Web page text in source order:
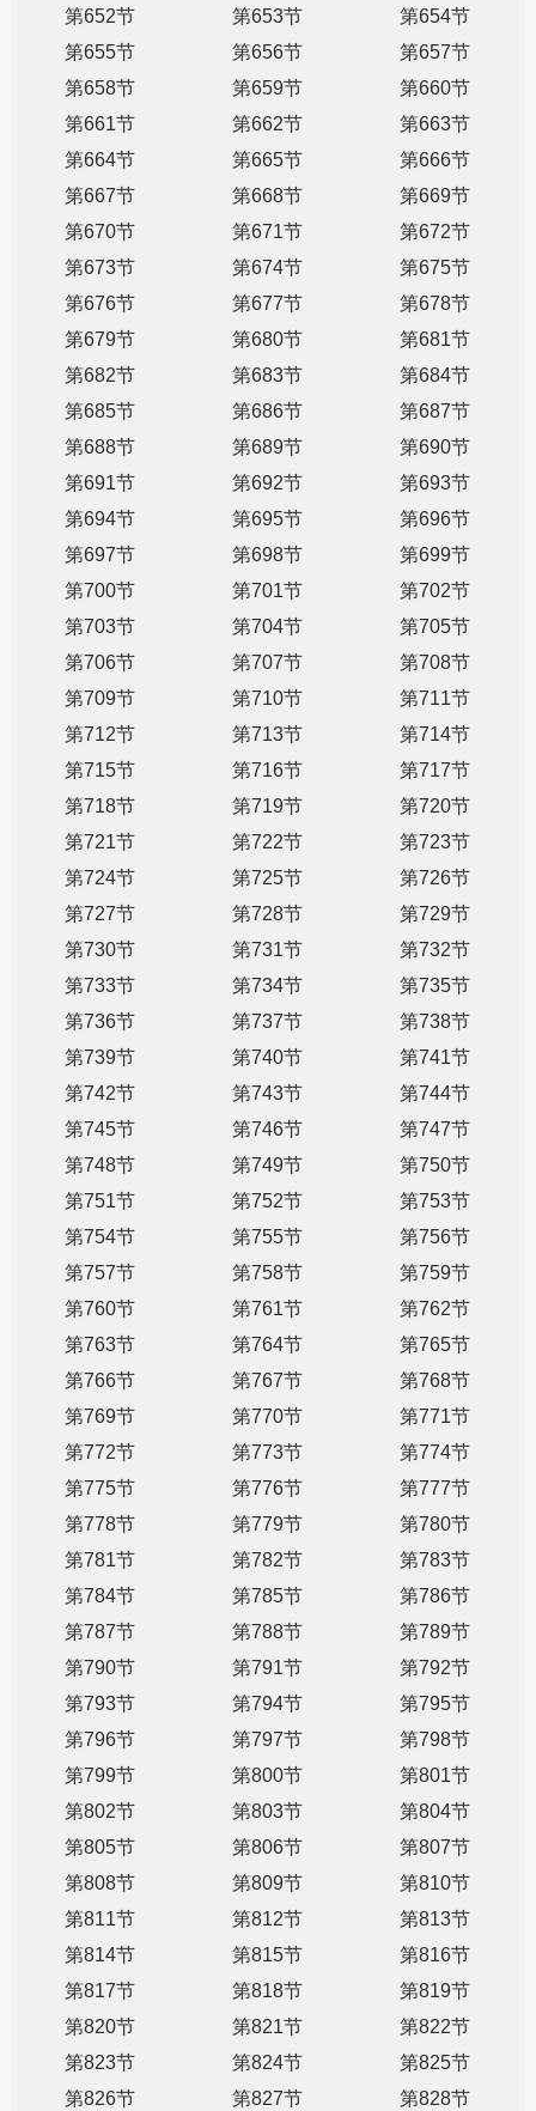
第652节
第653节
第654节
第655节
第656节
第657节
第658节
第659节
第660节
第661节
第662节
第663节
第664节
第665节
第666节
第667节
第668节
第669节
第670节
第671节
第672节
第673节
第674节
第675节
第676节
第677节
第678节
第679节
第680节
第681节
第682节
第683节
第684节
第685节
第686节
第687节
第688节
第689节
第690节
第691节
第692节
第693节
第694节
第695节
第696节
第697节
第698节
第699节
第700节
第701节
第702节
第703节
第704节
第705节
第706节
第707节
第708节
第709节
第710节
第711节
第712节
第713节
第714节
第715节
第716节
第717节
第718节
第719节
第720节
第721节
第722节
第723节
第724节
第725节
第726节
第727节
第728节
第729节
第730节
第731节
第732节
第733节
第734节
第735节
第736节
第737节
第738节
第739节
第740节
第741节
第742节
第743节
第744节
第745节
第746节
第747节
第748节
第749节
第750节
第751节
第752节
第753节
第754节
第755节
第756节
第757节
第758节
第759节
第760节
第761节
第762节
第763节
第764节
第765节
第766节
第767节
第768节
第769节
第770节
第771节
第772节
第773节
第774节
第775节
第776节
第777节
第778节
第779节
第780节
第781节
第782节
第783节
第784节
第785节
第786节
第787节
第788节
第789节
第790节
第791节
第792节
第793节
第794节
第795节
第796节
第797节
第798节
第799节
第800节
第801节
第802节
第803节
第804节
第805节
第806节
第807节
第808节
第809节
第810节
第811节
第812节
第813节
第814节
第815节
第816节
第817节
第818节
第819节
第820节
第821节
第822节
第823节
第824节
第825节
第826节
第827节 第828节